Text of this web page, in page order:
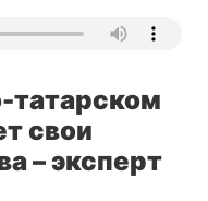
татарском
свои
– эксперт